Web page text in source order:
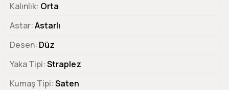
Kalınlık Orta
Astar Astarlı
Desen Düz
Yaka Tipi Straplez
Kumaş Tipi Saten